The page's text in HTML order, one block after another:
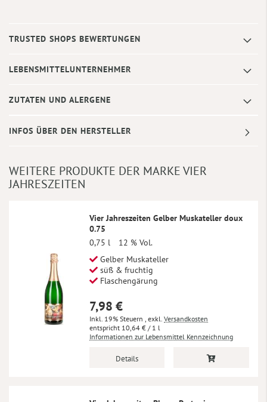
TRUSTED SHOPS BEWERTUNGEN
LEBENSMITTELUNTERNEHMER
ZUTATEN UND ALERGENE
INFOS ÜBER DEN HERSTELLER
WEITERE PRODUKTE DER MARKE VIER
JAHRESZEITEN
Vier Jahreszeiten Gelber Muskateller doux
0.75
0,75 l
12 % Vol.
Gelber Muskateller
süß & fruchtig
Flaschengärung
7,98 €
Inkl. 19% Steuern , exkl. Versandkosten
10,64 € / 1 l
Informationen zur Lebensmittel Kennzeichnung
Details